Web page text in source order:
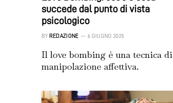
succede dal punto di vista
psicologico
BY REDAZIONE 6 GIUGNO 2025
Il love bombing è una tecnica di
manipolazione affettiva.